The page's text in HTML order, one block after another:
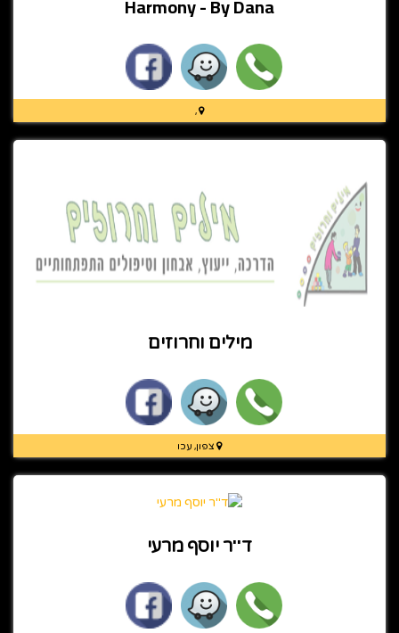
Harmony - By Dana
,
מילים וחרוזים
צפון, עכו
ד''ר יוסף מרעי